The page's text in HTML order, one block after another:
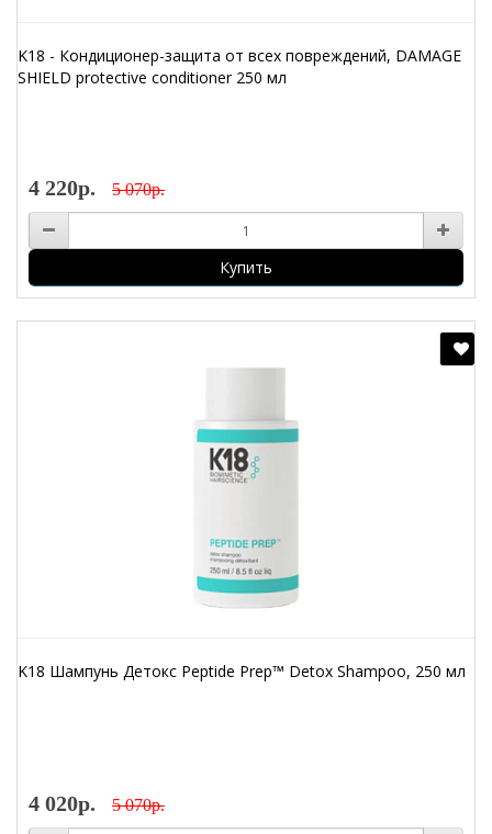
K18 - Кондиционер-защита от всех повреждений, DAMAGE
SHIELD protective conditioner 250 мл
4 220р. 5 070р.
Купить
K18 Шампунь Детокс Peptide Prep™ Detox Shampoo, 250 мл
4 020р. 5 070р.